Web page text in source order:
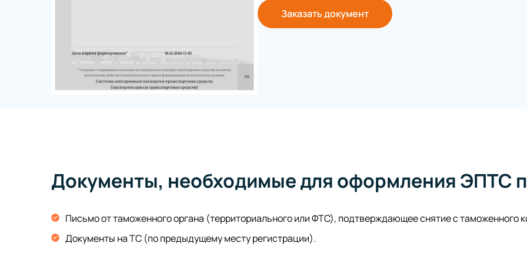
Заказать документ
Документы, необходимые для оформления ЭПТС
Письмо от таможенного органа (территориального или ФТС), подтверждающее снятие с таможенного
Документы на ТС (по предыдущему месту регистрации).